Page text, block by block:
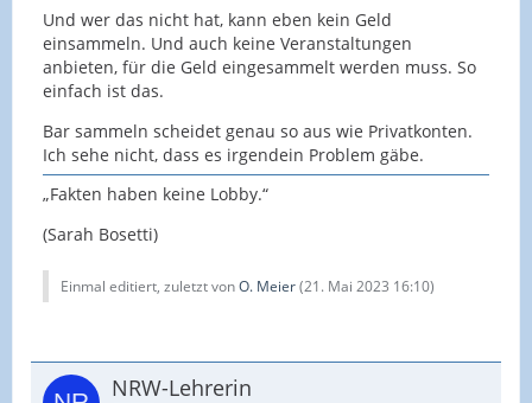
Und wer das nicht hat, kann eben kein Geld
einsammeln. Und auch keine Veranstaltungen
anbieten, für die Geld eingesammelt werden muss. So
einfach ist das.
Bar sammeln scheidet genau so aus wie Privatkonten.
Ich sehe nicht, dass es irgendein Problem gäbe.
„Fakten haben keine Lobby.“
(Sarah Bosetti)
Einmal editiert, zuletzt vonO. Meier(21. Mai 2023 16:10)
NRW-Lehrerin